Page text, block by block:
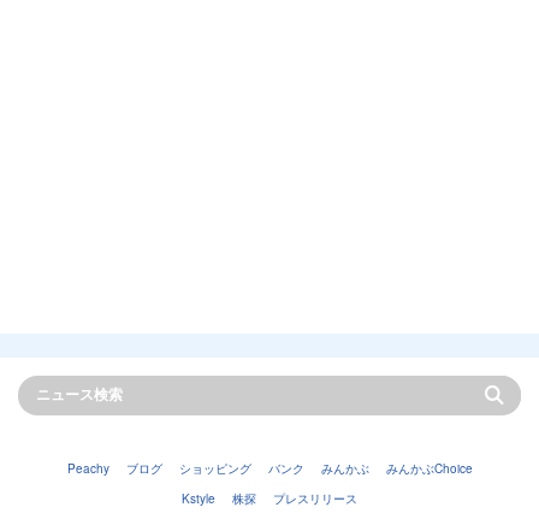
Peachy ブログ ショッピング バンク みんかぶ
みんかぶChoice
Kstyle
株探 プレスリリース